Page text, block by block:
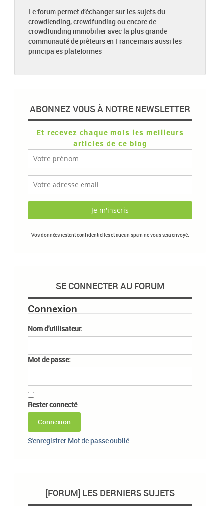
Le forum permet d’échanger sur les sujets du
crowdlending, crowdfunding ou encore de
crowdfunding immobilier avec la plus grande
communauté de prêteurs en France mais aussi les
principales plateformes
ABONNEZ VOUS À NOTRE NEWSLETTER
Et recevez chaque mois les meilleurs
articles de ce blog
Vos données restent confidentielles et aucun spam ne vous sera envoyé.
SE CONNECTER AU FORUM
Connexion
Nom d'utilisateur:
Mot de passe:
Rester connecté
Connexion
S'enregistrer Mot de passe oublié
[FORUM] LES DERNIERS SUJETS